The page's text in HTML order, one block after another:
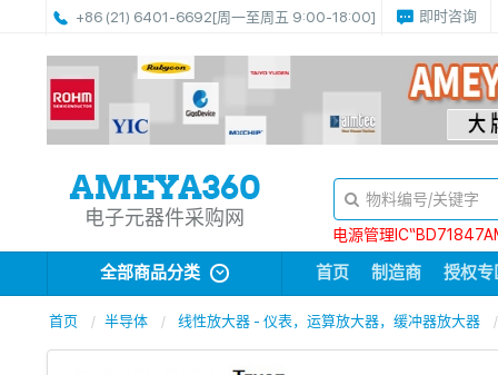
+86 (21) 6401-6692[周一至周五 9:00-18:00] 即时咨询
电子元器件采购网
电源管理
全部商品分类 首页 制造商 授权专
首页 半导体 线性放大器 - 仪表，运算放大器，缓冲器放大器